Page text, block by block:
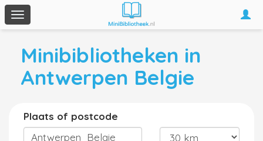
Toggle
navigation
Minibibliotheken in
Antwerpen Belgie
Plaats of postcode